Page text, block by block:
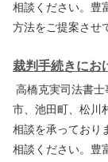
相談ください。豊
方法をご提案させ
裁判手続きにお
高橋克実司法書士
市、池田町、松川
相談を承っており
相談ください。豊